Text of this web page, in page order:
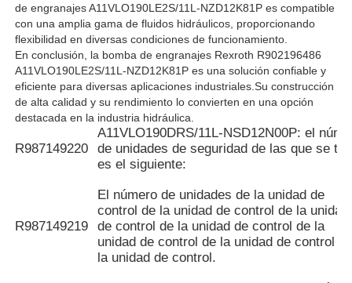
de engranajes A11VLO190LE2S/11L-NZD12K81P es compatible
con una amplia gama de fluidos hidráulicos, proporcionando
flexibilidad en diversas condiciones de funcionamiento.
En conclusión, la bomba de engranajes Rexroth R902196486
A11VLO190LE2S/11L-NZD12K81P es una solución confiable y
eficiente para diversas aplicaciones industriales.Su construcción
de alta calidad y su rendimiento lo convierten en una opción
destacada en la industria hidráulica.
R987149220
A11VLO190DRS/11L-NSD12N00P: el
de unidades de seguridad de las que se
es el siguiente:
R987149219
El número de unidades de la unidad de
control de la unidad de control de la unidad
de control de la unidad de control de la
unidad de control de la unidad de control
la unidad de control.